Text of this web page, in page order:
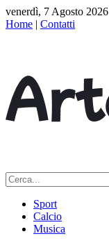
venerdì, 7 Agosto 2026
Home | Contatti
Sport
Calcio
Musica